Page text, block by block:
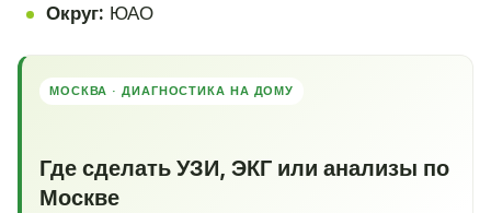
Округ: ЮАО
МОСКВА · ДИАГНОСТИКА НА ДОМУ
Где сделать УЗИ, ЭКГ или анализы по
Москве